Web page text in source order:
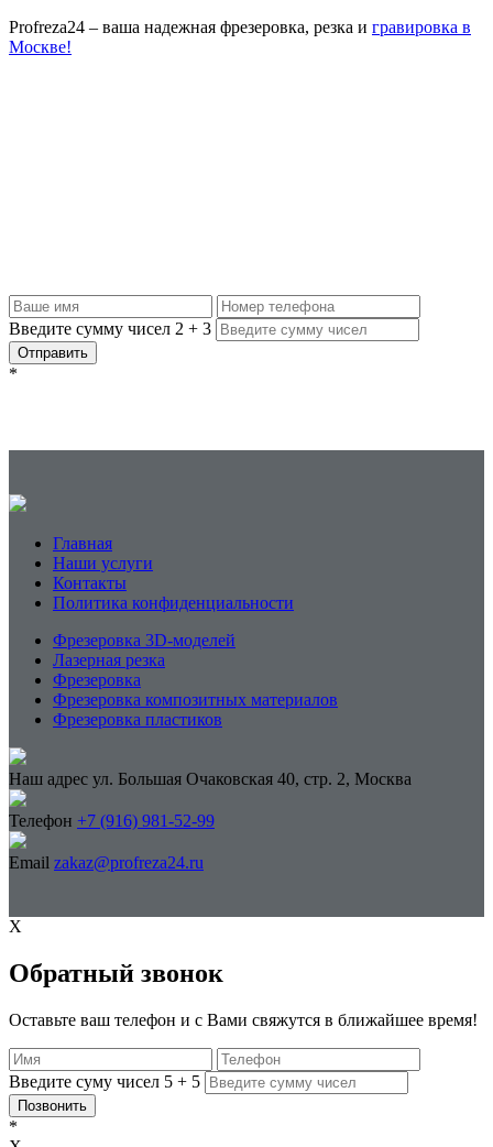
Profreza24 – ваша надежная фрезеровка, резка и гравировка в
Москве!
Введите сумму чисел 2 + 3
Отправить
*
Главная
Наши услуги
Контакты
Политика конфиденциальности
Фрезеровка 3D-моделей
Лазерная резка
Фрезеровка
Фрезеровка композитных материалов
Фрезеровка пластиков
Наш адрес ул. Большая Очаковская 40, стр. 2, Москва
Телефон +7 (916) 981-52-99
Email zakaz@profreza24.ru
X
Обратный звонок
Оставьте ваш телефон и с Вами свяжутся в ближайшее время!
Введите суму чисел 5 + 5
Позвонить
*